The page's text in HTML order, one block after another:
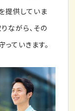
提供していま
ながら、その
ていきます。